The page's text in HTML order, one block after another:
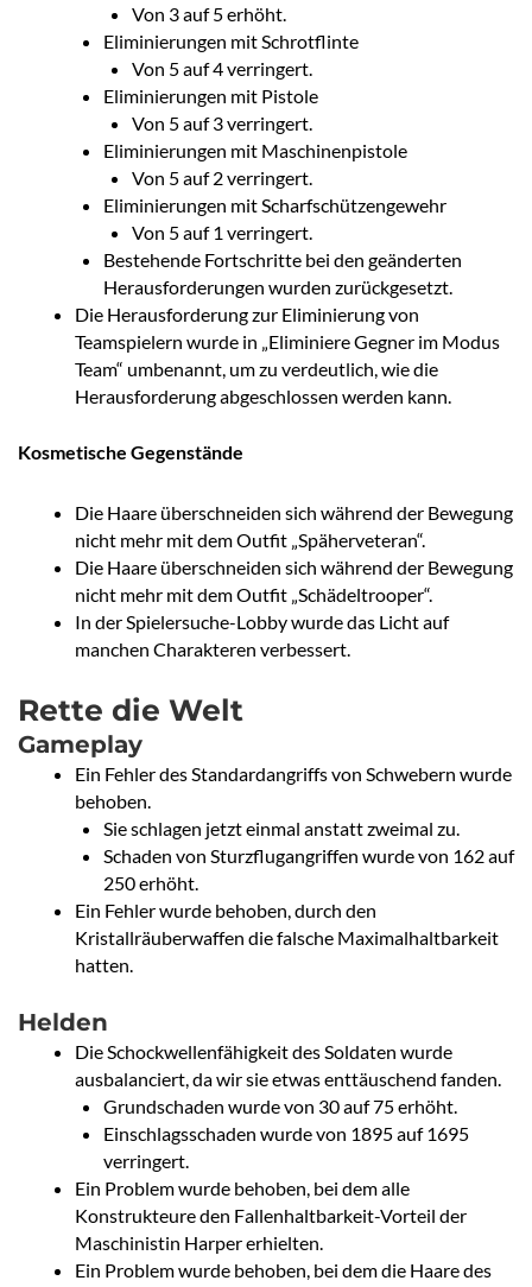
Von 3 auf 5 erhöht.
Eliminierungen mit Schrotflinte
Von 5 auf 4 verringert.
Eliminierungen mit Pistole
Von 5 auf 3 verringert.
Eliminierungen mit Maschinenpistole
Von 5 auf 2 verringert.
Eliminierungen mit Scharfschützengewehr
Von 5 auf 1 verringert.
Bestehende Fortschritte bei den geänderten
Herausforderungen wurden zurückgesetzt.
Die Herausforderung zur Eliminierung von
Teamspielern wurde in „Eliminiere Gegner im Modus
Team“ umbenannt, um zu verdeutlich, wie die
Herausforderung abgeschlossen werden kann.
Kosmetische Gegenstände
Die Haare überschneiden sich während der Bewegung
nicht mehr mit dem Outfit „Späherveteran“.
Die Haare überschneiden sich während der Bewegung
nicht mehr mit dem Outfit „Schädeltrooper“.
In der Spielersuche-Lobby wurde das Licht auf
manchen Charakteren verbessert.
Rette die Welt
Gameplay
Ein Fehler des Standardangriffs von Schwebern wurde
behoben.
Sie schlagen jetzt einmal anstatt zweimal zu.
Schaden von Sturzflugangriffen wurde von 162 auf
250 erhöht.
Ein Fehler wurde behoben, durch den
Kristallräuberwaffen die falsche Maximalhaltbarkeit
hatten.
Helden
Die Schockwellenfähigkeit des Soldaten wurde
ausbalanciert, da wir sie etwas enttäuschend fanden.
Grundschaden wurde von 30 auf 75 erhöht.
Einschlagsschaden wurde von 1895 auf 1695
verringert.
Ein Problem wurde behoben, bei dem alle
Konstrukteure den Fallenhaltbarkeit-Vorteil der
Maschinistin Harper erhielten.
Ein Problem wurde behoben, bei dem die Haare des